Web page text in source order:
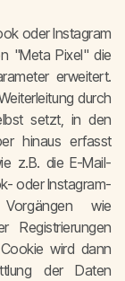
oder Instagram
"Meta Pixel" die
erweitert.
durch
setzt, in den
hinaus erfasst
z.B. die E-Mail-
oder Instagram-
wie
Registrierungen
wird dann
der Daten